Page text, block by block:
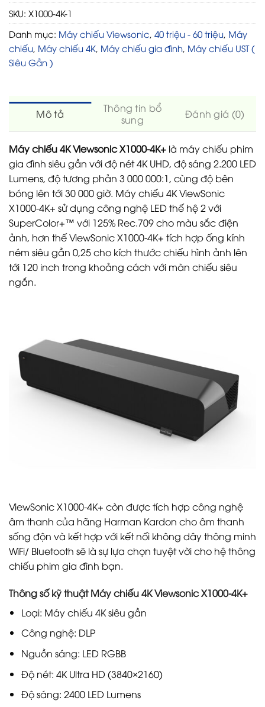
SKU: X1000-4K-1
Danh mục: Máy chiếu Viewsonic 40 triệu - 60 triệu Máy
chiếu Máy chiếu 4K Máy chiếu gia đình Máy chiếu UST (
Siêu Gần )
Mô tả
Thông tin bổ
sung
Đánh giá (0)
Máy chiếu 4K Viewsonic X1000-4K+ là máy chiếu phim
gia đình siêu gần với độ nét 4K UHD, độ sáng 2.200 LED
Lumens, độ tương phản 3 000 000:1, cùng độ bên
bóng lên tới 30 000 giờ. Máy chiếu 4K ViewSonic
X1000-4K+ sử dụng công nghệ LED thế hệ 2 với
SuperColor+™ với 125% Rec.709 cho màu sắc điện
ảnh, hơn thế ViewSonic X1000-4K+ tích hợp ống kính
ném siêu gần 0,25 cho kích thước chiếu hình ảnh lên
tới 120 inch trong khoảng cách với màn chiếu siêu
ngắn.
ViewSonic X1000-4K+ còn được tích hợp công nghệ
âm thanh của hãng Harman Kardon cho âm thanh
sống độn và kết hợp với kết nối không dây thông minh
WiFi/ Bluetooth sẽ là sự lựa chọn tuyệt vời cho hệ thông
chiếu phim gia đình bạn.
Thông số kỹ thuật Máy chiếu 4K Viewsonic X1000-4K+
Loại: Máy chiếu 4K siêu gần
Công nghệ: DLP
Nguồn sáng: LED RGBB
Độ nét: 4K Ultra HD (3840×2160)
Độ sáng: 2400 LED Lumens